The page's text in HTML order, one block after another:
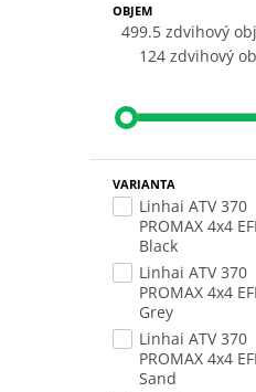
OBJEM
499.5 zdvihový
124 zdvihový
VARIANTA
Linhai ATV 370
PROMAX 4x4
Black
Linhai ATV 370
PROMAX 4x4
Grey
Linhai ATV 370
PROMAX 4x4
Sand